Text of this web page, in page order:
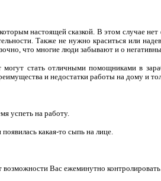
настоящей сказкой. В этом случае
Также не нужно краситься или
что многие люди забывают и о
стать отличными помощниками в
и недостатки работы на дому и
успеть на работу.
какая-то сыпь на лице.
возможности Вас ежеминутно контролировать.